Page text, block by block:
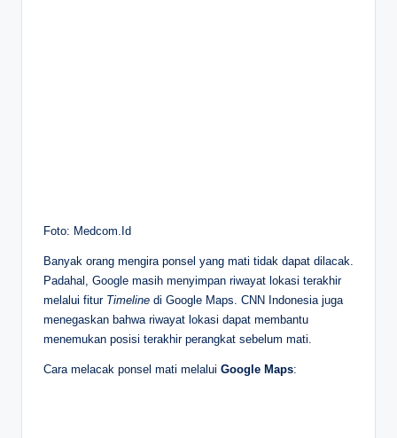
Foto: Medcom.Id
Banyak orang mengira ponsel yang mati tidak dapat dilacak.
Padahal, Google masih menyimpan riwayat lokasi terakhir
melalui fitur Timeline di Google Maps. CNN Indonesia juga
menegaskan bahwa riwayat lokasi dapat membantu
menemukan posisi terakhir perangkat sebelum mati.
Cara melacak ponsel mati melalui Google Maps: